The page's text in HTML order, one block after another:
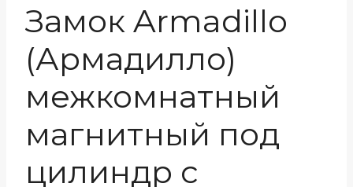
Замок Armadillo
(Армадилло)
межкомнатный
магнитный под
цилиндр с